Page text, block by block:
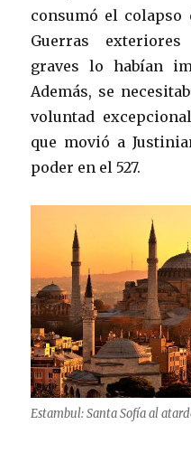
consumó el colapso
Guerras
graves lo habían
Además, se
voluntad
que movió a
poder en el 527.
Estambul: Santa Sofía al